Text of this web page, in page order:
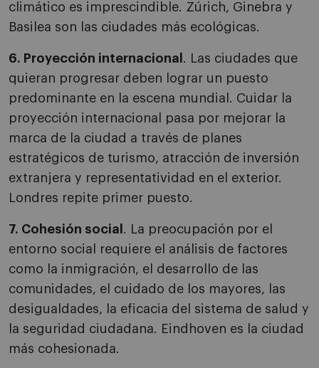
climático es imprescindible. Zúrich, Ginebra y
Basilea son las ciudades más ecológicas.
6. Proyección internacional . Las ciudades que
quieran progresar deben lograr un puesto
predominante en la escena mundial. Cuidar la
proyección internacional pasa por mejorar la
marca de la ciudad a través de planes
estratégicos de turismo, atracción de inversión
extranjera y representatividad en el exterior.
Londres repite primer puesto.
7. Cohesión social . La preocupación por el
entorno social requiere el análisis de factores
como la inmigración, el desarrollo de las
comunidades, el cuidado de los mayores, las
desigualdades, la eficacia del sistema de salud y
la seguridad ciudadana. Eindhoven es la ciudad
más cohesionada.